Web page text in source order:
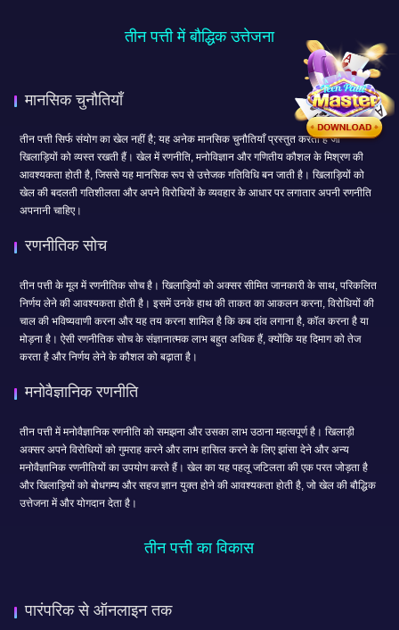
तीन पत्ती में बौद्धिक उत्तेजना
मानसिक चुनौतियाँ
तीन पत्ती सिर्फ संयोग का खेल नहीं है; यह अनेक मानसिक चुनौतियाँ प्रस्तुत करता है जो
खिलाड़ियों को व्यस्त रखती हैं। खेल में रणनीति, मनोविज्ञान और गणितीय कौशल के मिश्रण की
आवश्यकता होती है, जिससे यह मानसिक रूप से उत्तेजक गतिविधि बन जाती है। खिलाड़ियों को
खेल की बदलती गतिशीलता और अपने विरोधियों के व्यवहार के आधार पर लगातार अपनी रणनीति
अपनानी चाहिए।
रणनीतिक सोच
तीन पत्ती के मूल में रणनीतिक सोच है। खिलाड़ियों को अक्सर सीमित जानकारी के साथ, परिकलित
निर्णय लेने की आवश्यकता होती है। इसमें उनके हाथ की ताकत का आकलन करना, विरोधियों की
चाल की भविष्यवाणी करना और यह तय करना शामिल है कि कब दांव लगाना है, कॉल करना है या
मोड़ना है। ऐसी रणनीतिक सोच के संज्ञानात्मक लाभ बहुत अधिक हैं, क्योंकि यह दिमाग को तेज
करता है और निर्णय लेने के कौशल को बढ़ाता है।
मनोवैज्ञानिक रणनीति
तीन पत्ती में मनोवैज्ञानिक रणनीति को समझना और उसका लाभ उठाना महत्वपूर्ण है। खिलाड़ी
अक्सर अपने विरोधियों को गुमराह करने और लाभ हासिल करने के लिए झांसा देने और अन्य
मनोवैज्ञानिक रणनीतियों का उपयोग करते हैं। खेल का यह पहलू जटिलता की एक परत जोड़ता है
और खिलाड़ियों को बोधगम्य और सहज ज्ञान युक्त होने की आवश्यकता होती है, जो खेल की बौद्धिक
उत्तेजना में और योगदान देता है।
तीन पत्ती का विकास
पारंपरिक से ऑनलाइन तक